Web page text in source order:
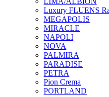
Luxury FLUENS
MEGAPOLIS
MIRACLE
NAPOLI
NOVA
PALMIRA
PARADISE
PETRA
Pion Crema
PORTLAND